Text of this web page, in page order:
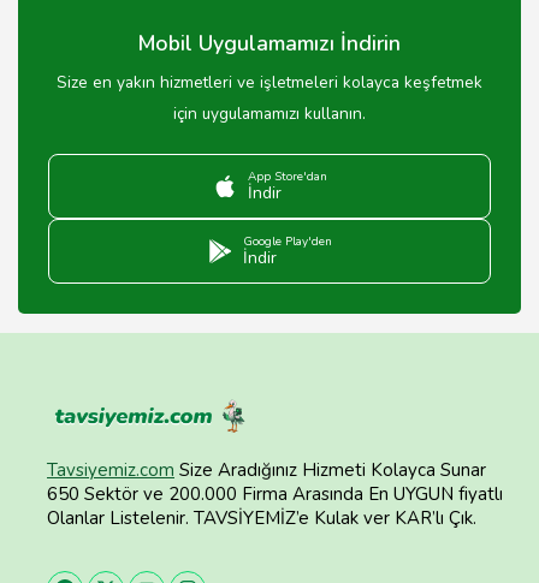
Mobil Uygulamamızı İndirin
Size en yakın hizmetleri ve işletmeleri kolayca keşfetmek
için uygulamamızı kullanın.
App Store'dan
İndir
Google Play'den
İndir
Tavsiyemiz.com Size Aradığınız Hizmeti Kolayca Sunar
650 Sektör ve 200.000 Firma Arasında En UYGUN fiyatlı
Olanlar Listelenir. TAVSİYEMİZ’e Kulak ver KAR’lı Çık.